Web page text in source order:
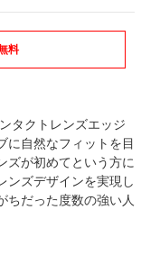
料
タクトレンズエッジ
に自然なフィットを目
ズが初めてという方に
ンズデザインを実現し
ちだった度数の強い人